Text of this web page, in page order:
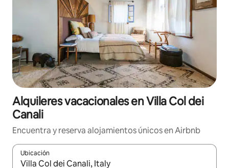
Alquileres vacacionales en Villa Col dei
Canali
Encuentra y reserva alojamientos únicos en Airbnb
Ubicación
Cuando los resultados estén disponibles, navega con las